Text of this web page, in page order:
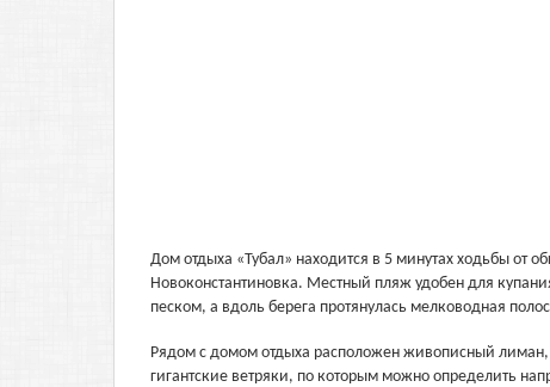
Дом отдыха «Тубал» находится в 5 минутах ходьбы от
Новоконстантиновка. Местный пляж удобен для
песком, а вдоль берега протянулась мелководная
Рядом с домом отдыха расположен живописный лиман,
гигантские ветряки, по которым можно определить